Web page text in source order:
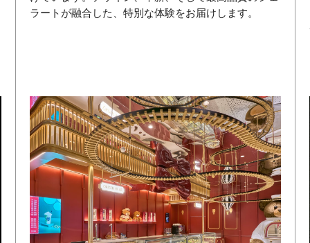
姓と名
ラートが融合した、特別な体験をお届けします。